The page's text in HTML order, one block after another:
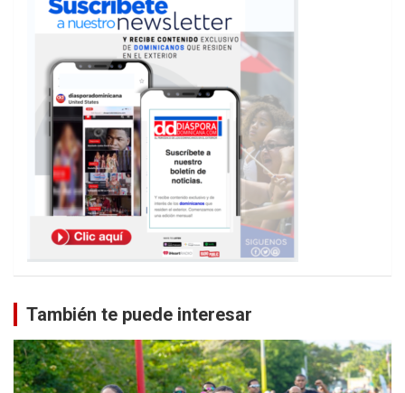
También te puede interesar